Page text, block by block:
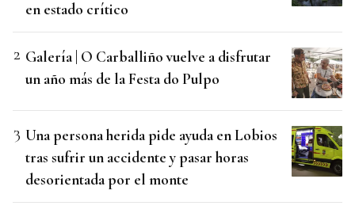
en estado crítico
Galería | O Carballiño vuelve a disfrutar
un año más de la Festa do Pulpo
Una persona herida pide ayuda en Lobios
tras sufrir un accidente y pasar horas
desorientada por el monte